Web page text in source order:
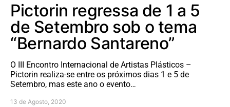
Pictorin regressa de 1 a 5
de Setembro sob o tema
“Bernardo Santareno”
O III Encontro Internacional de Artistas Plásticos –
Pictorin realiza-se entre os próximos dias 1 e 5 de
Setembro, mas este ano o evento…
13 de Agosto, 2020